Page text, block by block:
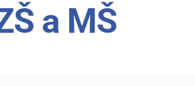
a MŠ